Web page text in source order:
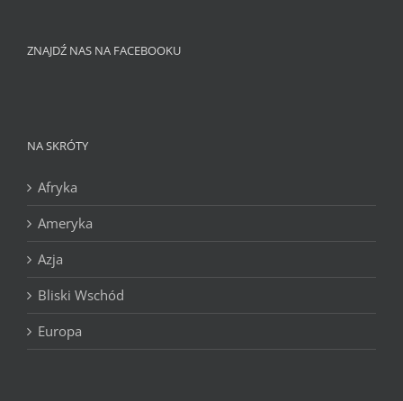
ZNAJDŹ NAS NA FACEBOOKU
NA SKRÓTY
Afryka
Ameryka
Azja
Bliski Wschód
Europa